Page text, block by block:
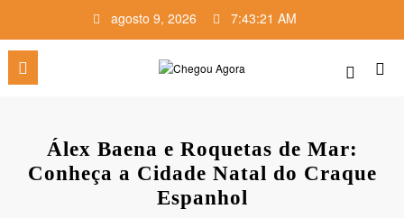
o
conteúdo
agosto 9, 2026 7:43:22 AM
Álex Baena e Roquetas de Mar:
Conheça a Cidade Natal do Craque
Espanhol